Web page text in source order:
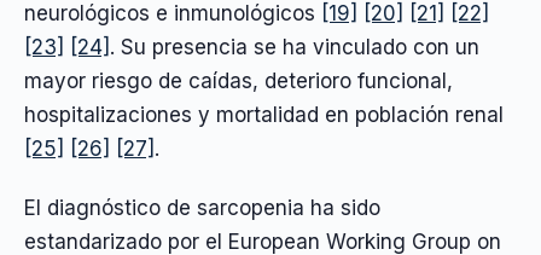
neurológicos e inmunológicos [19] [20] [21] [22]
[23] [24] . Su presencia se ha vinculado con un
mayor riesgo de caídas, deterioro funcional,
hospitalizaciones y mortalidad en población renal
[25] [26] [27] .
El diagnóstico de sarcopenia ha sido
estandarizado por el European Working Group on